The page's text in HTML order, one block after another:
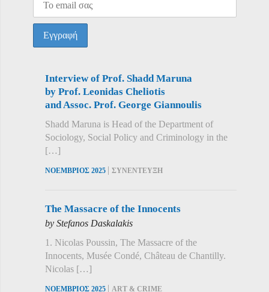
Interview of Prof. Shadd Maruna
by Prof. Leonidas Cheliotis
and Assoc. Prof. George Giannoulis
Shadd Maruna is Head of the Department of
Sociology, Social Policy and Criminology in the
[…]
ΝΟΕΜΒΡΙΟΣ 2025 | ΣΥΝΕΝΤΕΥΞΗ
The Massacre of the Innocents
by Stefanos Daskalakis
1. Nicolas Poussin, The Massacre of the
Innocents, Musée Condé, Château de Chantilly.
Nicolas […]
ΝΟΕΜΒΡΙΟΣ 2025 | ART & CRIME